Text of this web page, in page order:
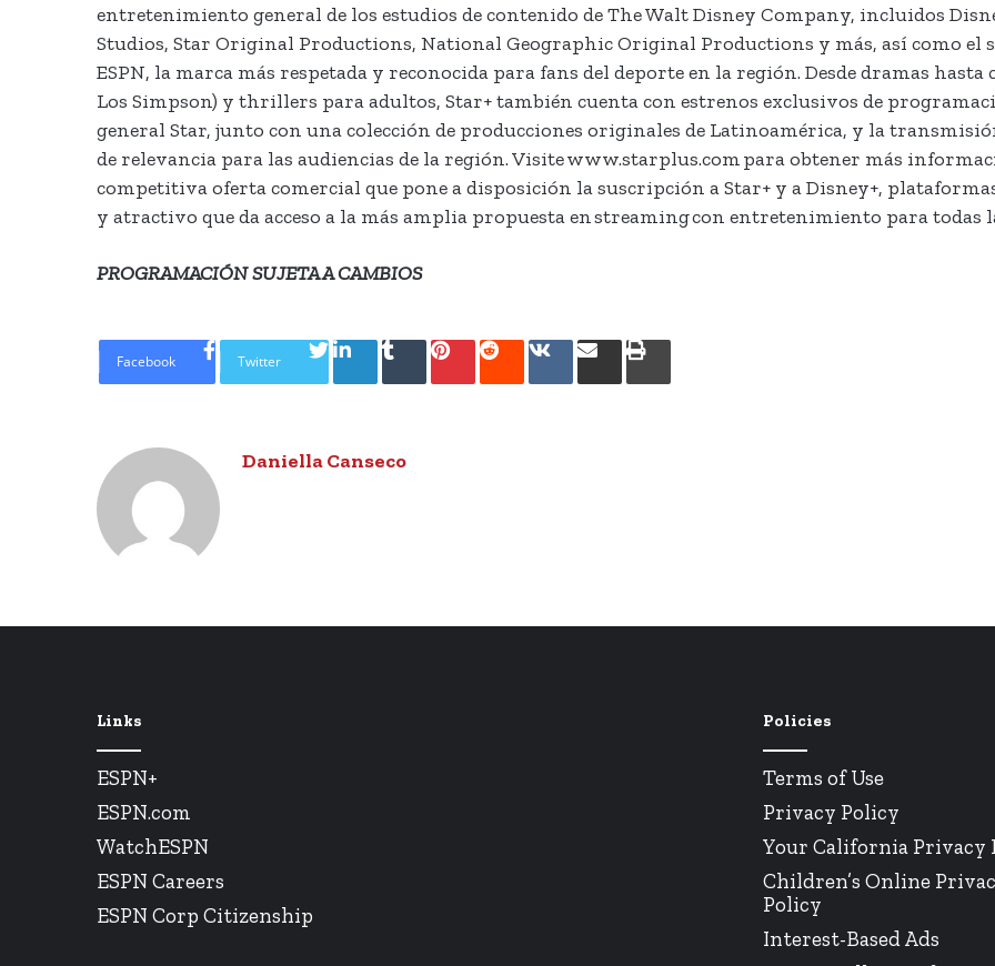
entretenimiento general de los estudios de contenido de The Walt Disney Company, incluidos
Studios, Star Original Productions, National Geographic Original Productions y más, así como el
ESPN, la marca más respetada y reconocida para fans del deporte en la región. Desde dramas
Los Simpson) y thrillers para adultos, Star+ también cuenta con estrenos exclusivos de
general Star, junto con una colección de producciones originales de Latinoamérica, y la
de relevancia para las audiencias de la región. Visite www.starplus.com para obtener más
competitiva oferta comercial que pone a disposición la suscripción a Star+ y a Disney+,
y atractivo que da acceso a la más amplia propuesta en streaming con entretenimiento para todas
PROGRAMACIÓN SUJETA A CAMBIOS
Facebook Twitter LinkedIn
TumblrPinterestRedditVKontakte
SharePrint
Daniella Canseco
Links
ESPN+
ESPN.com
WatchESPN
ESPN Careers
ESPN Corp Citizenship
Policies
Terms of Use
Privacy Policy
Your California Privacy
Children’s Online
Policy
Interest-Based Ads